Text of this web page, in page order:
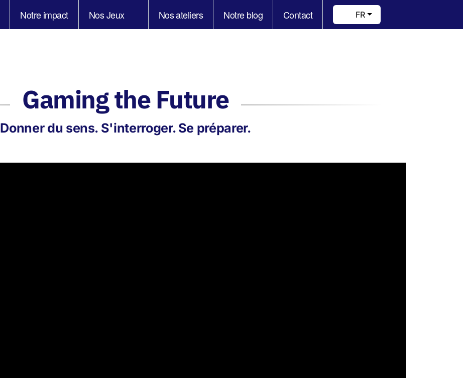
Notre impact Nos Jeux Nos ateliers Notre blog Contact FR
Gaming the Future
Donner du sens. S'interroger. Se préparer.